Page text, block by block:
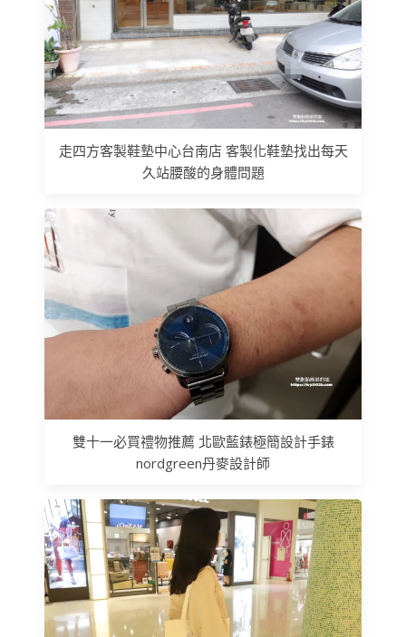
走四方客製鞋墊中心台南店 客製化鞋墊找出每天
久站腰酸的身體問題
雙⼗一必買禮物推薦 北歐藍錶極簡設計⼿錶
nordgreen丹麥設計師